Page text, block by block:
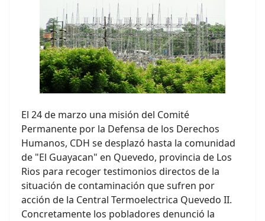
El 24 de marzo una misión del Comité
Permanente por la Defensa de los Derechos
Humanos, CDH se desplazó hasta la comunidad
de "El Guayacan" en Quevedo, provincia de Los
Rios para recoger testimonios directos de la
situación de contaminación que sufren por
acción de la Central Termoelectrica Quevedo II.
Concretamente los pobladores denunció la